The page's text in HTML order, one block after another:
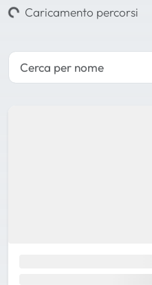
Caricamento percorsi